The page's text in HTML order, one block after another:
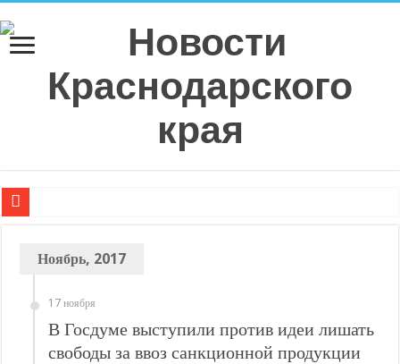
РСА: средняя выплата по ОСАГО в Санкт-Петербурге в 2026 году показала
Спрос на технологическую инфраструктуру в Москве превышает
Ноябрь, 2017
17 ноября
В Госдуме выступили против идеи лишать
свободы за ввоз санкционной продукции